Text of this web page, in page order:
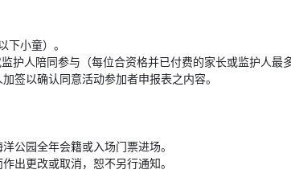
下小童）。
护人陪同参与（每位合资格并已付费的家长或监护人最
签以确认同意活动参加者申报表之内容。
公园全年会籍或入场门票进场。
出更改或取消，恕不另行通知。